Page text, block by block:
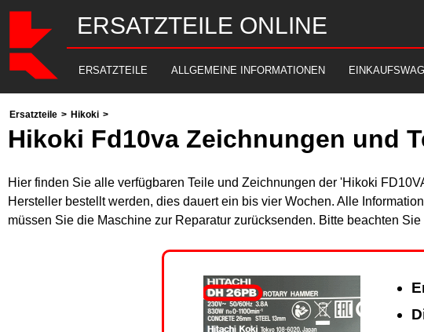
ERSATZTEILE ONLINE
ERSATZTEILE ALLGEMEINE INFORMATIONEN
Ersatzteile > Hikoki >
Hikoki Fd10va Zeichnungen und
Hier finden Sie alle verfügbaren Teile und Zeichnungen der 'Hikoki
Hersteller bestellt werden, dies dauert ein bis vier Wochen. Alle
müssen Sie die Maschine zur Reparatur zurücksenden. Bitte beachten